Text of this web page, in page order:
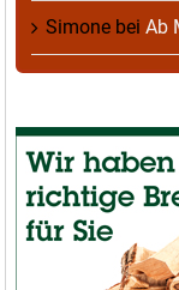
Simone bei Ab